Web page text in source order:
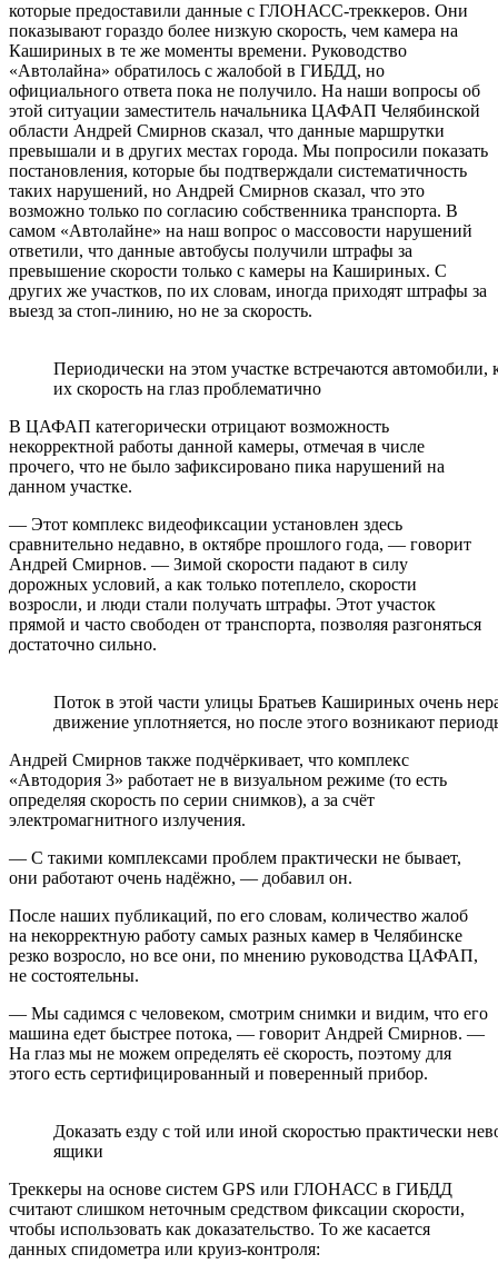
которые предоставили данные с ГЛОНАСС-треккеров. Они
показывают гораздо более низкую скорость, чем камера на
Кашириных в те же моменты времени. Руководство
«Автолайна» обратилось с жалобой в ГИБДД, но
официального ответа пока не получило. На наши вопросы об
этой ситуации заместитель начальника ЦАФАП Челябинской
области Андрей Смирнов сказал, что данные маршрутки
превышали и в других местах города. Мы попросили показать
постановления, которые бы подтверждали систематичность
таких нарушений, но Андрей Смирнов сказал, что это
возможно только по согласию собственника транспорта. В
самом «Автолайне» на наш вопрос о массовости нарушений
ответили, что данные автобусы получили штрафы за
превышение скорости только с камеры на Кашириных. С
других же участков, по их словам, иногда приходят штрафы за
выезд за стоп-линию, но не за скорость.
Периодически на этом участке встречаются
их скорость на глаз проблематично
В ЦАФАП категорически отрицают возможность
некорректной работы данной камеры, отмечая в числе
прочего, что не было зафиксировано пика нарушений на
данном участке.
— Этот комплекс видеофиксации установлен здесь
сравнительно недавно, в октябре прошлого года, — говорит
Андрей Смирнов. — Зимой скорости падают в силу
дорожных условий, а как только потеплело, скорости
возросли, и люди стали получать штрафы. Этот участок
прямой и часто свободен от транспорта, позволяя разгоняться
достаточно сильно.
Поток в этой части улицы Братьев Кашириных очень
движение уплотняется, но после этого возникают
Андрей Смирнов также подчёркивает, что комплекс
«Автодория 3» работает не в визуальном режиме (то есть
определяя скорость по серии снимков), а за счёт
электромагнитного излучения.
— С такими комплексами проблем практически не бывает,
они работают очень надёжно, — добавил он.
После наших публикаций, по его словам, количество жалоб
на некорректную работу самых разных камер в Челябинске
резко возросло, но все они, по мнению руководства ЦАФАП,
не состоятельны.
— Мы садимся с человеком, смотрим снимки и видим, что его
машина едет быстрее потока, — говорит Андрей Смирнов. —
На глаз мы не можем определять её скорость, поэтому для
этого есть сертифицированный и поверенный прибор.
Доказать езду с той или иной скоростью практически
ящики
Треккеры на основе систем GPS или ГЛОНАСС в ГИБДД
считают слишком неточным средством фиксации скорости,
чтобы использовать как доказательство. То же касается
данных спидометра или круиз-контроля: